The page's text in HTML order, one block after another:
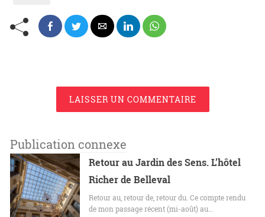
LAISSER UN COMMENTAIRE
Publication connexe
Retour au Jardin des Sens. L’hôtel
Richer de Belleval
Retour au, retour de, retour du. Ce compte rendu
de mon passage récent (mi-août) au…